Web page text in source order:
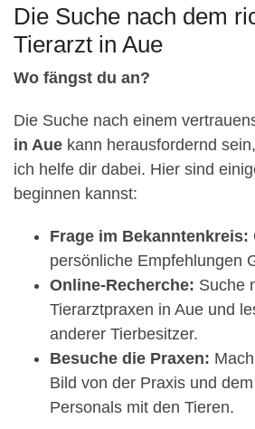
Die Suche nach dem
Tierarzt in Aue
Wo fängst du an?
Die Suche nach einem
in Aue kann herausfordernd
ich helfe dir dabei. Hier sind
beginnen kannst:
Frage im Bekanntenkreis:
persönliche Empfehlungen
Online-Recherche: Suche
Tierarztpraxen in Aue und
anderer Tierbesitzer.
Besuche die Praxen:
Bild von der Praxis und
Personals mit den Tieren.